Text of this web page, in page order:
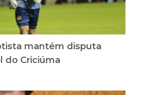
mantém disputa
do Criciúma